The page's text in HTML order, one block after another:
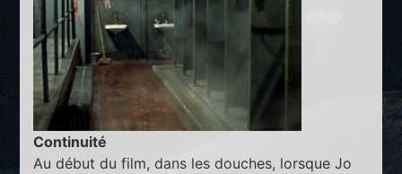
Continuité
Au début du film, dans les douches, lorsque Jo